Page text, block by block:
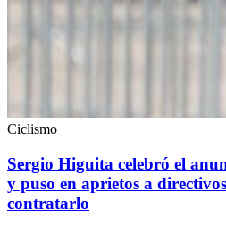
Ciclismo
Sergio Higuita celebró el
y puso en aprietos a
contratarlo